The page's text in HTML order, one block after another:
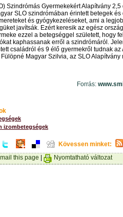
Szindrómás Gyermekekért Alapítvány 2,5
SLO szindrómában érintett betegek
és gyógykezeléseket, ami a
javítsák. Ezért keresik az egész
ezzel a betegséggel született, hogy
kaphassanak erről a szindrómáról.
családról és 9 élő gyermekről tudnak az
Magyar Szilvia, az SLO Alapítvány
Forrás:
izombetegségek
Kövessen minket:
this page
Nyomtatható változat